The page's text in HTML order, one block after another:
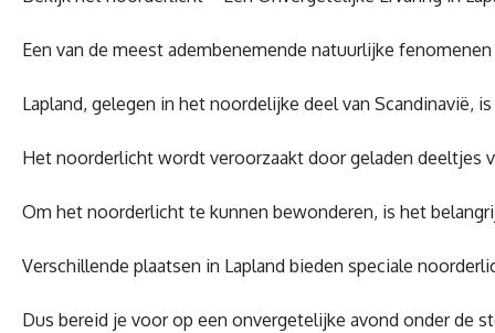
Een van de meest adembenemende natuurlijke
Lapland, gelegen in het noordelijke deel van Scandinavië,
Het noorderlicht wordt veroorzaakt door geladen deeltjes
Om het noorderlicht te kunnen bewonderen, is het
Verschillende plaatsen in Lapland bieden speciale
Dus bereid je voor op een onvergetelijke avond onder de